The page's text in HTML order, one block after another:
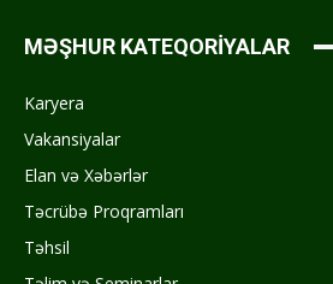
MƏŞHUR KATEQORİYALAR
Karyera
Vakansiyalar
Elan və Xəbərlər
Təcrübə Proqramları
Təhsil